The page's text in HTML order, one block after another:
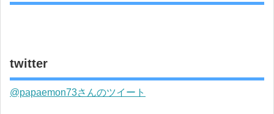
twitter
@papaemon73さんのツイート